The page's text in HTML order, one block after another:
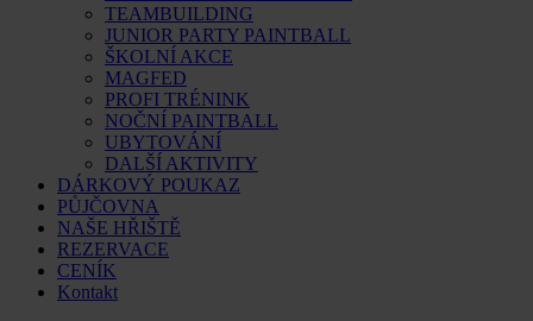
TEAMBUILDING
JUNIOR PARTY PAINTBALL
ŠKOLNÍ AKCE
MAGFED
PROFI TRÉNINK
NOČNÍ PAINTBALL
UBYTOVÁNÍ
DALŠÍ AKTIVITY
DÁRKOVÝ POUKAZ
PŮJČOVNA
NAŠE HŘIŠTĚ
REZERVACE
CENÍK
Kontakt